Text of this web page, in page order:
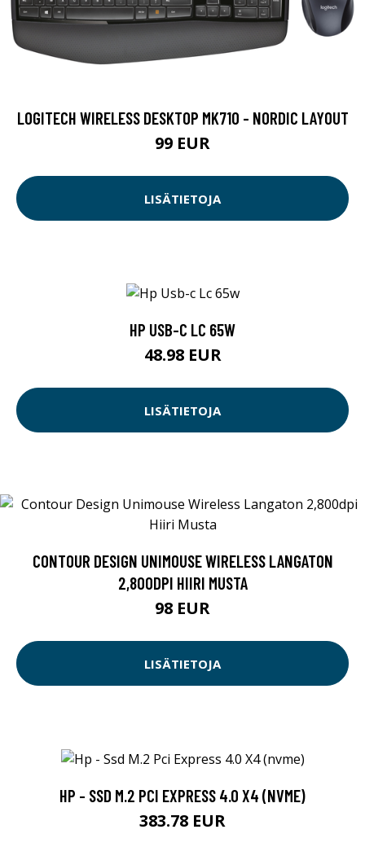
LOGITECH WIRELESS DESKTOP MK710 - NORDIC LAYOUT
99 EUR
LISÄTIETOJA
HP USB-C LC 65W
48.98 EUR
LISÄTIETOJA
CONTOUR DESIGN UNIMOUSE WIRELESS LANGATON
2,800DPI HIIRI MUSTA
98 EUR
LISÄTIETOJA
HP - SSD M.2 PCI EXPRESS 4.0 X4 (NVME)
383.78 EUR